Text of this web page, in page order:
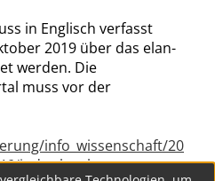
in Englisch verfasst
2019 über das elan-
werden. Die
muss vor der
info_wissenschaft/20
index.html